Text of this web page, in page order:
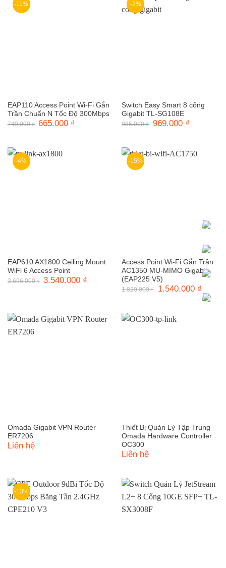
-11%
EAP110 Access Point Wi-Fi Gắn
Trần Chuẩn N Tốc Độ 300Mbps
749.000₫ Giá
665.000 ₫
-2%
Switch Easy Smart 8 cổng
Gigabit TL-SG108E
985.000₫ Giá
969.000 ₫
-4%
EAP610 AX1800 Ceiling Mount
WiFi 6 Access Point
3.696.000₫ Giá
3.540.000 ₫
-15%
Access Point Wi-Fi Gắn Trần
AC1350 MU-MIMO Gigabit
(EAP225 V5)
1.820.000₫
Giá
1.540.000 ₫
hiện
tại
Omada Gigabit VPN Router
ER7206
Liên hệ
Thiết Bị Quản Lý Tập Trung
Omada Hardware Controller
OC300
Liên hệ
-13%